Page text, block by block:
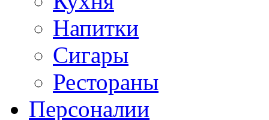
Напитки
Сигары
Рестораны
Персоналии